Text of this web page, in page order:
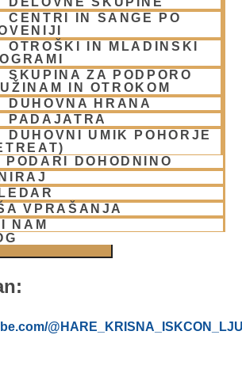
CENTRI IN SANGE PO
OTROŠKI IN MLADINSKI
SKUPINA ZA PODPORO
IN OTROKOM
DUHOVNA HRANA
PADAJATRA
DUHOVNI UMIK POHORJE
PODARI DOHODNINO
VPRAŠANJA
NAM